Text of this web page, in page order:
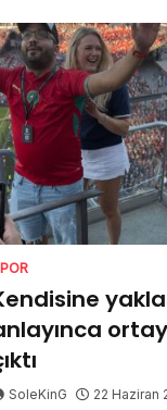
SoleKinG 22 Haziran